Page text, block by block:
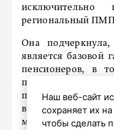
региональный
Она
является базовой
пенсионеров, в
представляет
поддержку для
высокими
минимума.
Наш веб-сайт
сохраняет их
чтобы сделать